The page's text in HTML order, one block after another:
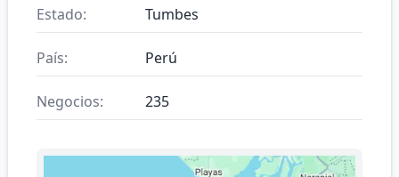
Estado: Tumbes
País: Perú
Negocios: 235